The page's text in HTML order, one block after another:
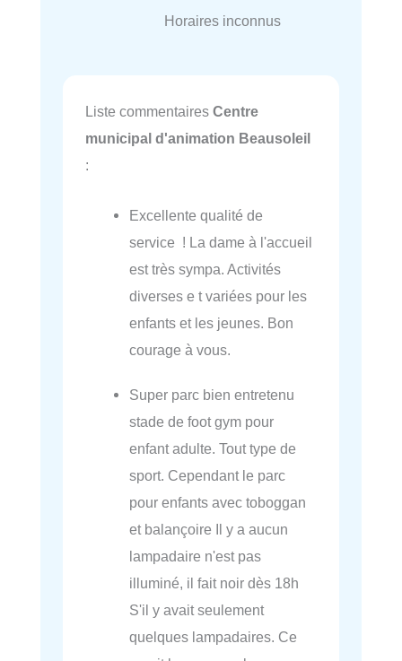
Horaires inconnus
Liste commentaires Centre
municipal d'animation Beausoleil
:
Excellente qualité de
service ! La dame à l'accueil
est très sympa. Activités
diverses e t variées pour les
enfants et les jeunes. Bon
courage à vous.
Super parc bien entretenu
stade de foot gym pour
enfant adulte. Tout type de
sport. Cependant le parc
pour enfants avec toboggan
et balançoire Il y a aucun
lampadaire n'est pas
illuminé, il fait noir dès 18h
S'il y avait seulement
quelques lampadaires. Ce